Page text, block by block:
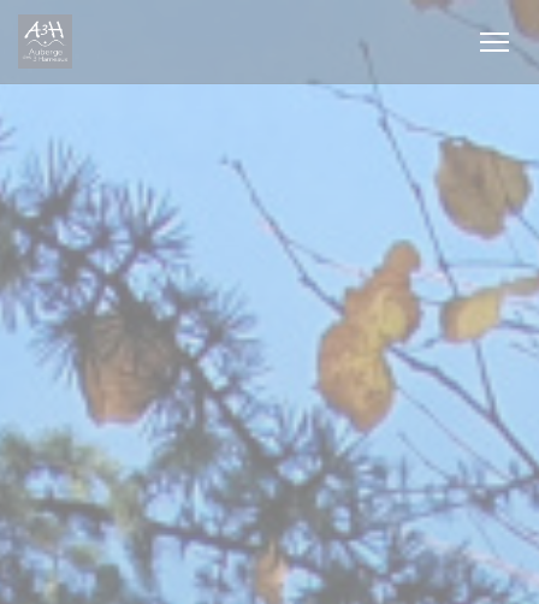
Personalizzazione delle tue scelte sui cookie